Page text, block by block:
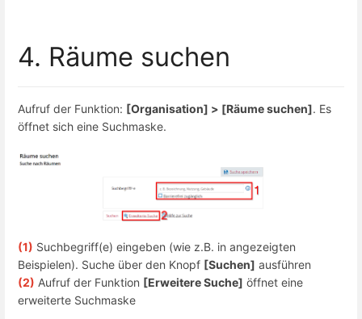
4. Räume suchen
Aufruf der Funktion: [Organisation] > [Räume suchen]. Es
öffnet sich eine Suchmaske.
(1) Suchbegriff(e) eingeben (wie z.B. in angezeigten
Beispielen). Suche über den Knopf [Suchen] ausführen
(2) Aufruf der Funktion [Erweitere Suche] öffnet eine
erweiterte Suchmaske